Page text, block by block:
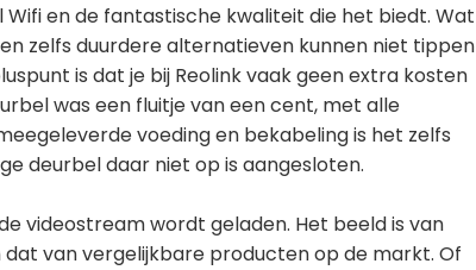
en de fantastische kwaliteit die het biedt. Wat
zelfs duurdere alternatieven kunnen niet tippen
is dat je bij Reolink vaak geen extra kosten
was een fluitje van een cent, met alle
voeding en bekabeling is het zelfs
deurbel daar niet op is aangesloten.
videostream wordt geladen. Het beeld is van
van vergelijkbare producten op de markt. Of